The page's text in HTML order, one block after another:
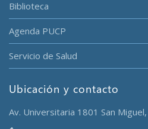
Biblioteca
Agenda PUCP
Servicio de Salud
Ubicación y contacto
Av. Universitaria 1801 San